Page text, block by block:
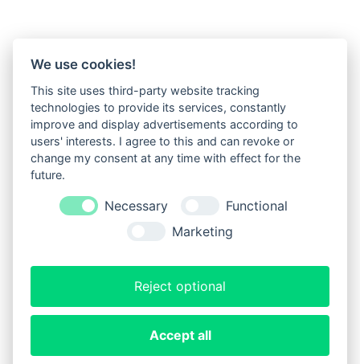
Impressum
Datenschutz
We use cookies!
This site uses third-party website tracking
technologies to provide its services, constantly
improve and display advertisements according to
users' interests. I agree to this and can revoke or
change my consent at any time with effect for the
future.
Necessary
Functional
Marketing
Reject optional
Accept all